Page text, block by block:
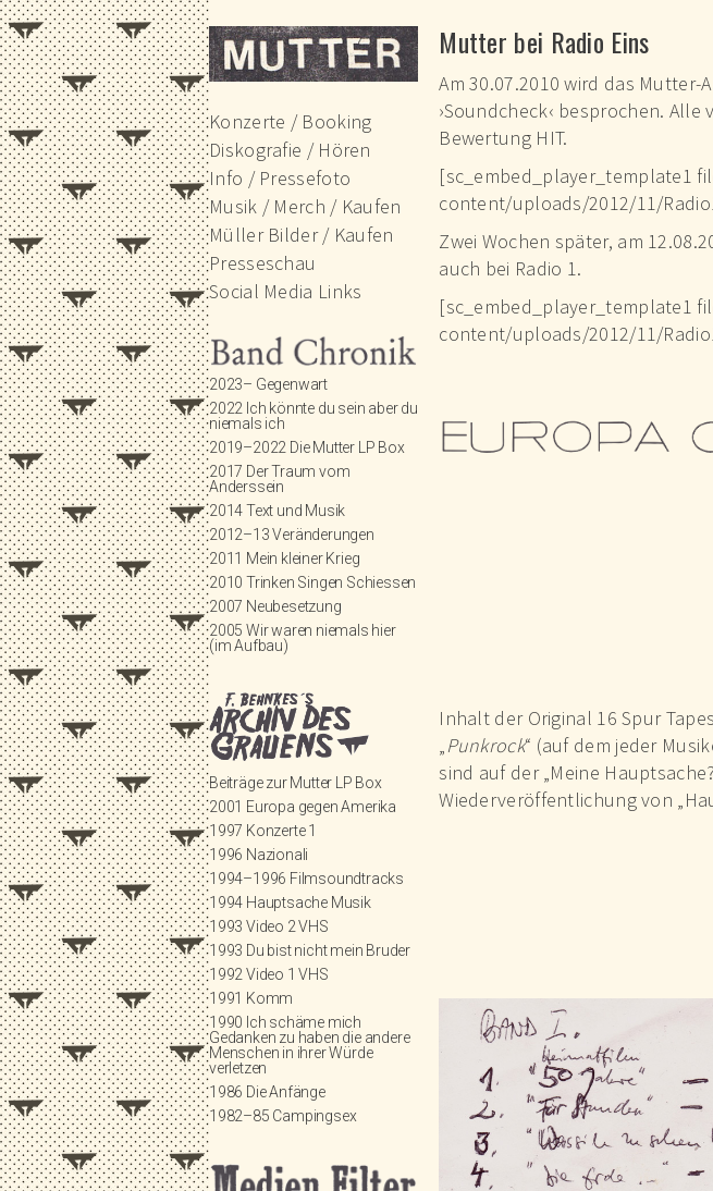
Die Berliner Band MUTTERMutter bei Radio Eins
Am 30.07.2010 wird das Mutter-
›Soundcheck‹ besprochen.
Bewertung HIT.
[sc_embed_player_template1
content/uploads/2012/11/
Zwei Wochen später, am
auch bei Radio 1.
[sc_embed_player_template1
content/uploads/2012/11/
Inhalt der Original 16 Spur
„Punkrock“ (auf dem jeder
sind auf der „Meine
Wiederveröffentlichung von
Konzerte / Booking
Diskografie / Hören
Info / Pressefoto
Musik / Merch / Kaufen
Müller Bilder / Kaufen
Presseschau
Social Media Links
2023– Gegenwart
2022 Ich könnte du sein aber du
niemals ich
2019–2022 Die Mutter LP Box
2017 Der Traum vom
Anderssein
2014 Text und Musik
2012–13 Veränderungen
2011 Mein kleiner Krieg
2010 Trinken Singen Schiessen
2007 Neubesetzung
2005 Wir waren niemals hier
(im Aufbau)
Beiträge zur Mutter LP Box
2001 Europa gegen Amerika
1997 Konzerte 1
1996 Nazionali
1994–1996 Filmsoundtracks
1994 Hauptsache Musik
1993 Video 2 VHS
1993 Du bist nicht mein Bruder
1992 Video 1 VHS
1991 Komm
1990 Ich schäme mich
Gedanken zu haben die andere
Menschen in ihrer Würde
verletzen
1986 Die Anfänge
1982–85 Campingsex